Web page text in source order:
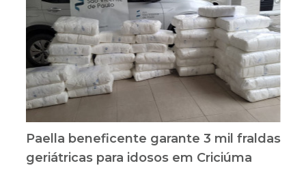
Paella beneficente garante 3 mil fraldas
geriátricas para idosos em Criciúma